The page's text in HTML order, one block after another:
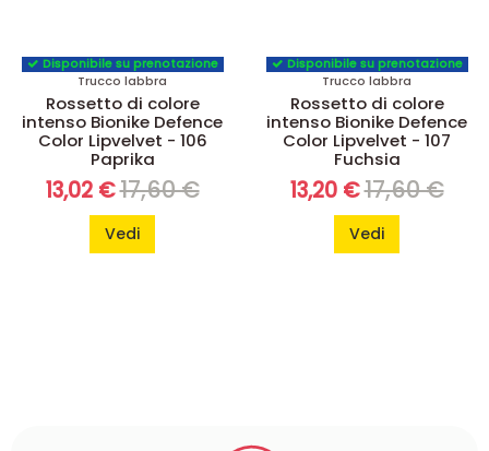
Disponibile su prenotazione
Trucco labbra
Rossetto di colore
intenso Bionike Defence
Color Lipvelvet - 106
Paprika
13,02 €17,60 €
Vedi
Disponibile su prenotazione
Trucco labbra
Rossetto di colore
intenso Bionike Defence
Color Lipvelvet - 107
Fuchsia
13,20 €17,60 €
Vedi